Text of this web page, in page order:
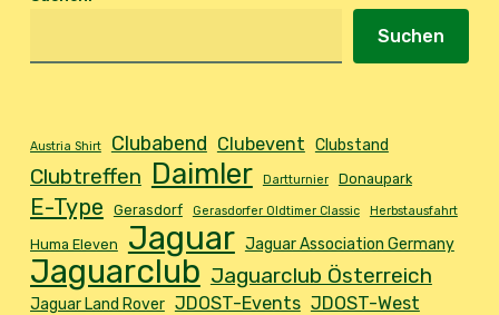
Suchen
Austria Shirt Clubabend Clubevent Clubstand
Clubtreffen Daimler Dartturnier Donaupark
E-Type Gerasdorf Gerasdorfer Oldtimer Classic Herbstausfahrt
Huma Eleven Jaguar Jaguar Association Germany
Jaguarclub Jaguarclub Österreich
Jaguar Land Rover JDOST-Events JDOST-West